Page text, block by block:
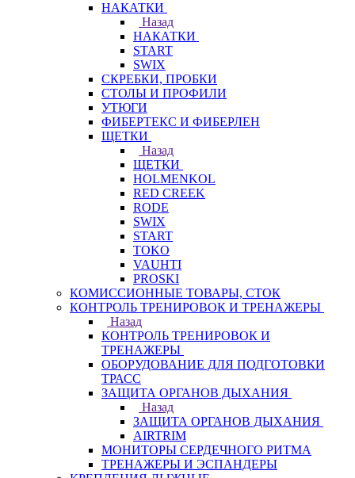
НАКАТКИ
Назад
НАКАТКИ
START
SWIX
СКРЕБКИ, ПРОБКИ
СТОЛЫ И ПРОФИЛИ
УТЮГИ
ФИБЕРТЕКС И ФИБЕРЛЕН
ЩЕТКИ
Назад
ЩЕТКИ
HOLMENKOL
RED CREEK
RODE
SWIX
START
TOKO
VAUHTI
PROSKI
КОМИССИОННЫЕ ТОВАРЫ, СТОК
КОНТРОЛЬ ТРЕНИРОВОК И ТРЕНАЖЕРЫ
Назад
КОНТРОЛЬ ТРЕНИРОВОК И
ТРЕНАЖЕРЫ
ОБОРУДОВАНИЕ ДЛЯ ПОДГОТОВКИ
ТРАСС
ЗАЩИТА ОРГАНОВ ДЫХАНИЯ
Назад
ЗАЩИТА ОРГАНОВ ДЫХАНИЯ
AIRTRIM
МОНИТОРЫ СЕРДЕЧНОГО РИТМА
ТРЕНАЖЕРЫ И ЭСПАНДЕРЫ